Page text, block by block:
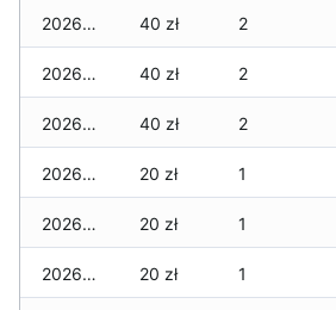
2026-06-24 40 zł 2
2026-06-23 40 zł 2
2026-06-22 40 zł 2
2026-06-21 20 zł 1
2026-06-20 20 zł 1
2026-06-19 20 zł 1